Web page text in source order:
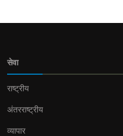
सेवा
राष्ट्रीय
अंतरराष्ट्रीय
व्यापार